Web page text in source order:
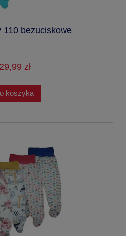
110 bezuciskowe
29,99 zł
koszyka